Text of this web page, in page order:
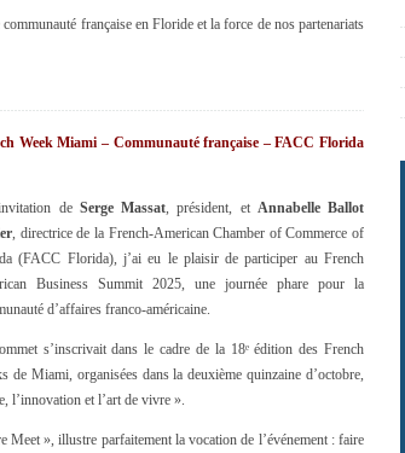
française en Floride et la force de nos partenariats
Week Miami – Communauté française – FACC Florida
de Serge Massat, président, et Annabelle Ballot
, directrice de la French-American Chamber of Commerce of
(FACC Florida), j’ai eu le plaisir de participer au French
Business Summit 2025, une journée phare pour la
d’affaires franco-américaine.
s’inscrivait dans le cadre de la 18ᵉ édition des French
de Miami, organisées dans la deuxième quinzaine d’octobre,
l’innovation et l’art de vivre ».
», illustre parfaitement la vocation de l’événement : faire